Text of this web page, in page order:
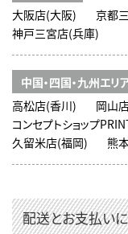
大阪店(大阪)
京都
神戸三宮店(兵庫)
中国・四国・九州エリ
高松店(香川)
岡山
コンセプトショップ
久留米店(福岡)
熊
配送とお支払い